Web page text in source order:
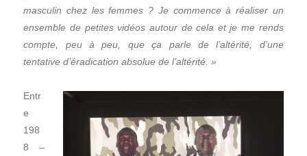
masculin chez les femmes ? Je commence à réaliser un
ensemble de petites vidéos autour de cela et je me rends
compte, peu à peu, que ça parle de l’altérité, d’une
tentative d’éradication absolue de l’altérité. »
Entr
e
198
8 –